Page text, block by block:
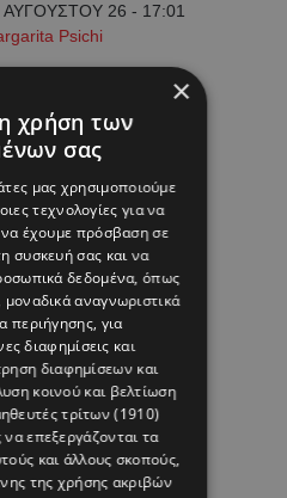
ΑΥΓΟΥΣΤΟΥ 26 - 17:01
Psichi
×
χρήση των
σας
μας χρησιμοποιούμε
τεχνολογίες για να
έχουμε πρόσβαση σε
συσκευή σας και να
δεδομένα, όπως
αναγνωριστικά
περιήγησης, για
διαφημίσεις και
διαφημίσεων και
κοινού και βελτίωση
τρίτων (1910)
να επεξεργάζονται τα
και άλλους σκοπούς,
της χρήσης ακριβών